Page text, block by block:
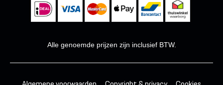
Alle genoemde prijzen zijn inclusief BTW.